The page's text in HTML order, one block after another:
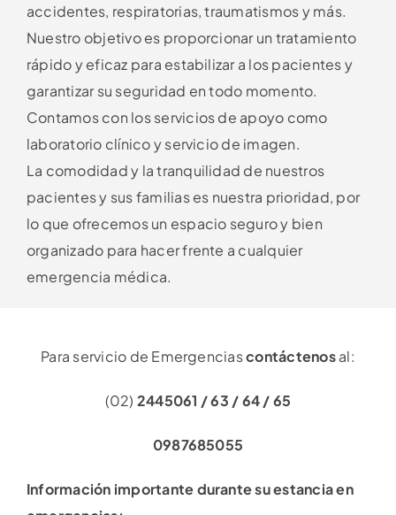
accidentes, respiratorias, traumatismos y más.
Nuestro objetivo es proporcionar un tratamiento
rápido y eficaz para estabilizar a los pacientes y
garantizar su seguridad en todo momento.
Contamos con los servicios de apoyo como
laboratorio clínico y servicio de imagen.
La comodidad y la tranquilidad de nuestros
pacientes y sus familias es nuestra prioridad, por
lo que ofrecemos un espacio seguro y bien
organizado para hacer frente a cualquier
emergencia médica.
Para servicio de Emergenciascontáctenosal:
(02) 2445061 / 63 / 64 / 65
0987685055
Información importante durante su estancia en